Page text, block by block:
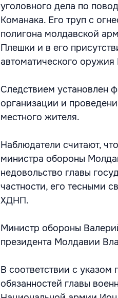
уголовного дела по
Команака. Его труп с
полигона молдавской
Плешки и в его
автоматического
Следствием установлен
организации и
местного жителя.
Наблюдатели считают,
министра обороны
недовольство главы
частности, его тесными
ХДНП.
Министр обороны
президента Молдавии
В соответствии с указом
обязанностей главы